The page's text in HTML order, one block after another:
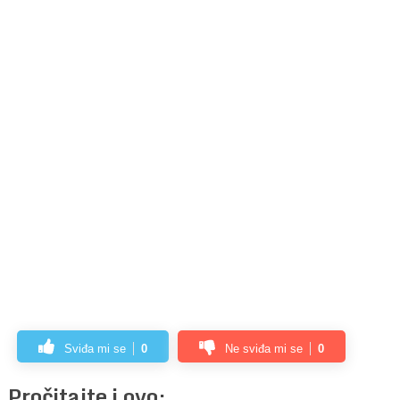
Sviđa mi se 0 Ne sviđa mi se 0